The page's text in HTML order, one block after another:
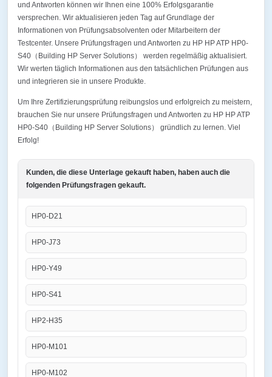
und Antworten können wir Ihnen eine 100% Erfolgsgarantie
versprechen. Wir aktualisieren jeden Tag auf Grundlage der
Informationen von Prüfungsabsolventen oder Mitarbeitern der
Testcenter. Unsere Prüfungsfragen und Antworten zu HP HP ATP HP0-
S40（Building HP Server Solutions） werden regelmäßig aktualisiert.
Wir werten täglich Informationen aus den tatsächlichen Prüfungen aus
und integrieren sie in unsere Produkte.
Um Ihre Zertifizierungsprüfung reibungslos und erfolgreich zu meistern,
brauchen Sie nur unsere Prüfungsfragen und Antworten zu HP HP ATP
HP0-S40（Building HP Server Solutions） gründlich zu lernen. Viel
Erfolg!
Kunden, die diese Unterlage gekauft haben, haben auch die
folgenden Prüfungsfragen gekauft.
HP0-D21
HP0-J73
HP0-Y49
HP0-S41
HP2-H35
HP0-M101
HP0-M102